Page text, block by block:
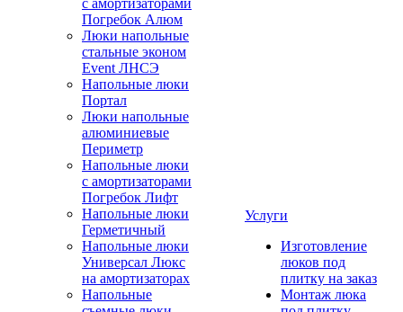
с амортизаторами
Погребок Алюм
Люки напольные
стальные эконом
Event ЛНСЭ
Напольные люки
Портал
Люки напольные
алюминиевые
Периметр
Напольные люки
с амортизаторами
Погребок Лифт
Напольные люки
Герметичный
Напольные люки
Универсал Люкс
на амортизаторах
Напольные
Услуги
Изготовление
люков под
плитку на заказ
Монтаж люка